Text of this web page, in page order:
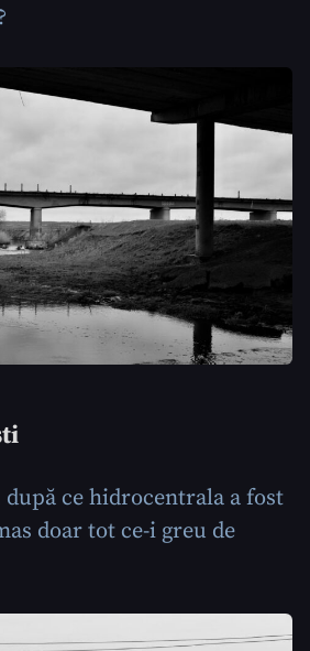
SUSȚINE
după ce hidrocentrala a fost
doar tot ce-i greu de